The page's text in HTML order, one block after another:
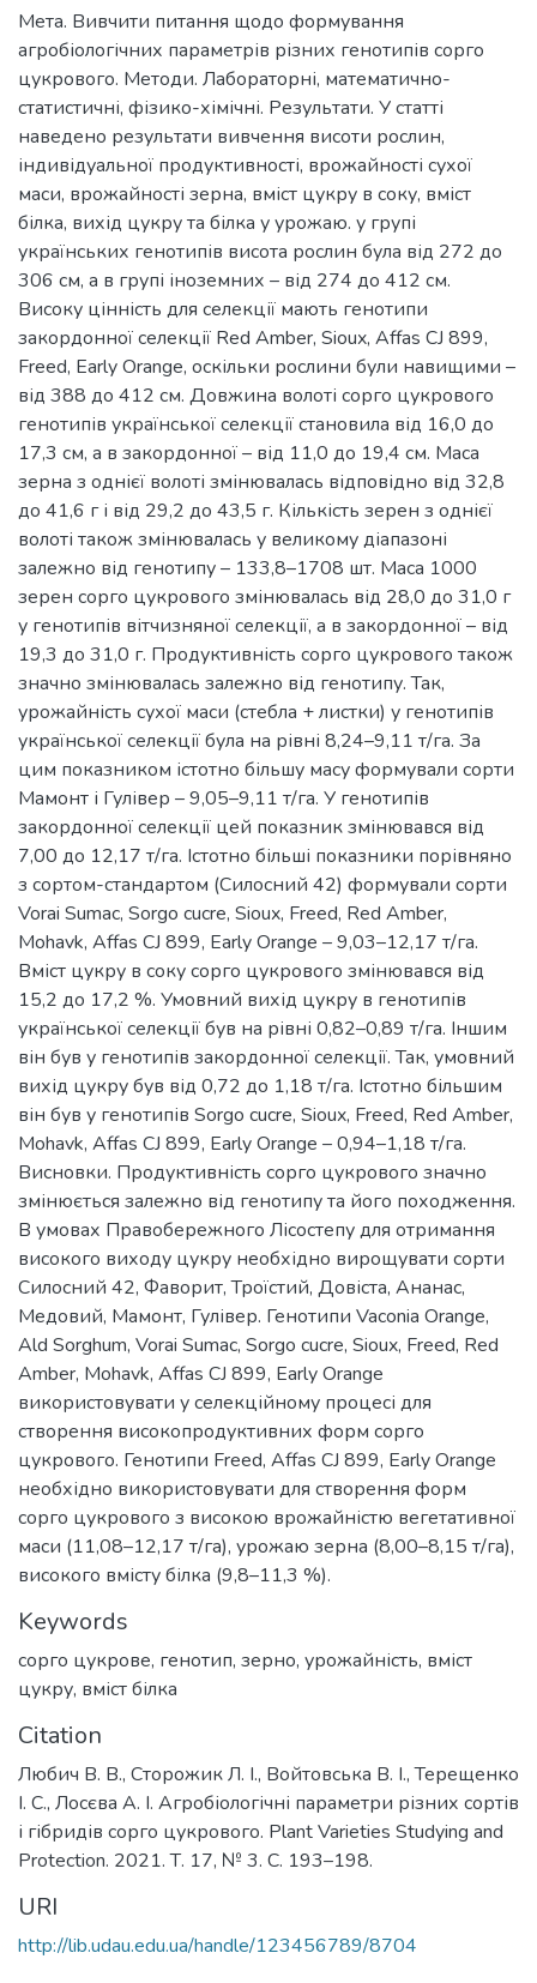
Мета. Вивчити питання щодо формування
агробіологічних параметрів різних генотипів сорго
цукрового. Методи. Лабораторні, математично-
статистичні, фізико-хімічні. Результати. У статті
наведено результати вивчення висоти рослин,
індивідуальної продуктивності, врожайності сухої
маси, врожайності зерна, вміст цукру в соку, вміст
білка, вихід цукру та білка у урожаю. у групі
українських генотипів висота рослин була від 272 до
306 см, а в групі іноземних – від 274 до 412 см.
Високу цінність для селекції мають генотипи
закордонної селекції Red Amber, Sioux, Affas CJ 899,
Freed, Early Orange, оскільки рослини були навищими –
від 388 до 412 см. Довжина волоті сорго цукрового
генотипів української селекції становила від 16,0 до
17,3 см, а в закордонної – від 11,0 до 19,4 см. Маса
зерна з однієї волоті змінювалась відповідно від 32,8
до 41,6 г і від 29,2 до 43,5 г. Кількість зерен з однієї
волоті також змінювалась у великому діапазоні
залежно від генотипу – 133,8–1708 шт. Маса 1000
зерен сорго цукрового змінювалась від 28,0 до 31,0 г
у генотипів вітчизняної селекції, а в закордонної – від
19,3 до 31,0 г. Продуктивність сорго цукрового також
значно змінювалась залежно від генотипу. Так,
урожайність сухої маси (стебла + листки) у генотипів
української селекції була на рівні 8,24–9,11 т/га. За
цим показником істотно більшу масу формували сорти
Мамонт і Гулівер – 9,05–9,11 т/га. У генотипів
закордонної селекції цей показник змінювався від
7,00 до 12,17 т/га. Істотно більші показники порівняно
з сортом-стандартом (Силосний 42) формували сорти
Vorai Sumac, Sorgo cucre, Sioux, Freed, Red Amber,
Mohavk, Affas CJ 899, Early Orange – 9,03–12,17 т/га.
Вміст цукру в соку сорго цукрового змінювався від
15,2 до 17,2 %. Умовний вихід цукру в генотипів
української селекції був на рівні 0,82–0,89 т/га. Іншим
він був у генотипів закордонної селекції. Так, умовний
вихід цукру був від 0,72 до 1,18 т/га. Істотно більшим
він був у генотипів Sorgo cucre, Sioux, Freed, Red Amber,
Mohavk, Affas CJ 899, Early Orange – 0,94–1,18 т/га.
Висновки. Продуктивність сорго цукрового значно
змінюється залежно від генотипу та його походження.
В умовах Правобережного Лісостепу для отримання
високого виходу цукру необхідно вирощувати сорти
Силосний 42, Фаворит, Троїстий, Довіста, Ананас,
Медовий, Мамонт, Гулівер. Генотипи Vaconia Orange,
Ald Sorghum, Vorai Sumac, Sorgo cucre, Sioux, Freed, Red
Amber, Mohavk, Affas CJ 899, Early Orange
використовувати у селекційному процесі для
створення високопродуктивних форм сорго
цукрового. Генотипи Freed, Affas CJ 899, Early Orange
необхідно використовувати для створення форм
сорго цукрового з високою врожайністю вегетативної
маси (11,08–12,17 т/га), урожаю зерна (8,00–8,15 т/га),
високого вмісту білка (9,8–11,3 %).
Keywords
сорго цукрове, генотип, зерно, урожайність, вміст
цукру, вміст білка
Citation
Любич В. В., Сторожик Л. І., Войтовська В. І., Терещенко
І. С., Лосєва А. І. Агробіологічні параметри різних сортів
і гібридів сорго цукрового. Plant Varieties Studying and
Protection. 2021. Т. 17, № 3. С. 193–198.
URI
http://lib.udau.edu.ua/handle/123456789/8704